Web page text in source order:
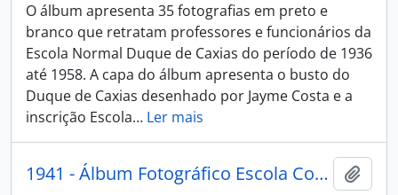
O álbum apresenta 35 fotografias em preto e
branco que retratam professores e funcionários da
Escola Normal Duque de Caxias do período de 1936
até 1958. A capa do álbum apresenta o busto do
Duque de Caxias desenhado por Jayme Costa e a
inscrição Escola… Ler mais
1941 - Álbum Fotográfico Escola Complementar de Caxias